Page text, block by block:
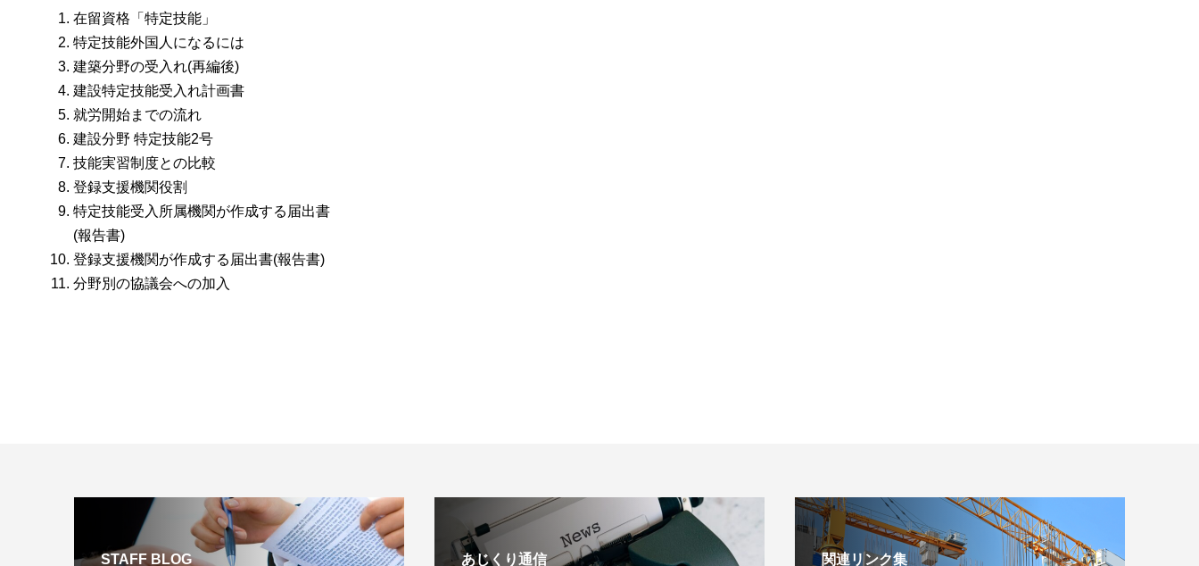
在留資格「特定技能」
特定技能外国人になるには
建築分野の受入れ(再編後)
建設特定技能受入れ計画書
就労開始までの流れ
建設分野 特定技能2号
技能実習制度との比較
登録支援機関役割
特定技能受入所属機関が作成する届出書
(報告書)
登録支援機関が作成する届出書(報告書)
分野別の協議会への加入
STAFF BLOG あじくり通信 関連リンク集